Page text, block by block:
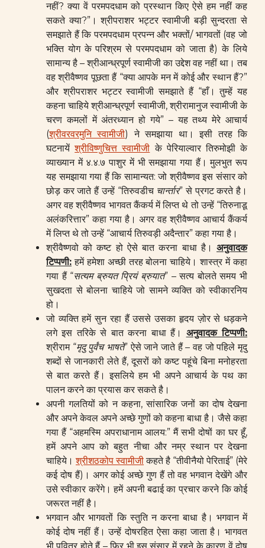
नहीं? क्या वें परमपदधाम को प्रस्थान किए ऐसे हम नहीं कह
सकते क्या?”। श्रीपराशर भट्टर स्वामीजी बड़ी सुन्दरता से
समझाते हैं कि परमपदधाम प्रपन्न और भक्तों/ भागवतों (वह जो
भक्ति योग के परिश्रम से परमपदधाम को जाता है) के लिये
सामान्य है – श्रीआन्ध्रपूर्ण स्वामीजी का उद्देश वह नहीं था। तब
वह श्रीवैष्णव पूछता हैं “क्या आपके मन में कोई और स्थान हैं?”
और श्रीपराशर भट्टर स्वामीजी समझाते हैं “हाँ। तुम्हें यह
कहना चाहिये श्रीआन्ध्रपूर्ण स्वामीजी, श्रीरामानुज स्वामीजी के
चरण कमलों में अंतरध्यान हो गये” – यह तथ्य मेरे आचार्य
(श्रीवरवरमुनि स्वामीजी) ने समझाया था। इसी तरह कि
घटनायेंश्रीविष्णुचित्त स्वामीजी के पेरियाल्वार तिरुमोझी के
व्याख्यान में ४.४.७ पाशुर में भी समझाया गया हैं। मुलभुत रूप
यह समझाया गया हैं कि सामान्यत: जो श्रीवैष्णव इस संसार को
छोड़ कर जाते हैं उन्हें “तिरुवडीचचार्न्तार” से प्रगट करते है।
अगर वह श्रीवैष्णव भागवत कैंकर्य में लिप्त थे तो उन्हें “तिरुनाडू
अलंकरित्तार” कहा गया है। अगर वह श्रीवैष्णव आचार्य कैंकर्य
में लिप्त थे तो उन्हें “आचार्य तिरुवड़ी अदैन्तार” कहा गया है।
श्रीवैष्णवो को कष्ट हो ऐसे बात करना बाधा है। अनुवादक
टिप्पणी: हमें हमेशा अच्छी तरह बोलना चाहिये। शास्त्र में कहा
गया हैं “सत्यम ब्रुयत प्रियं ब्रुयात” – सत्य बोलते समय भी
सुखदता से बोलना चाहिये जो सामने व्यक्ति को स्वीकारनिय
हो।
जो व्यक्ति हमें सुन रहा हैं उससे उसका हृदय ज़ोर से धड़कने
लगे इस तरिके से बात करना बाधा हैं। अनुवादक टिप्पणी:
श्रीराम “मृदुपुर्वंच भाषते” ऐसे जाने जाते हैं – वह जो पहिले मृदु
शब्दों से जानकारी लेते हैं, दूसरों को कष्ट पहूंचे बिना मनोहरता
से बात करते हैं। इसलिये हम भी अपने आचार्य के पथ का
पालन करने का प्रयास कर सकते है।
अपनी गलतियों को न कहना, सांसारिक जनों का दोष देखना
और अपने केवल अपने अच्छे गुणों को कहना बाधा है। जैसे कहा
गया हैं “अहमस्मि अपराधानाम आलय:” मैं सभी दोषों का घर हूँ,
हमें अपने आप को बहुत नीचा और नम्र स्थान पर देखना
चाहिये।श्रीशठकोप स्वामीजीकहते है “तीवीनैयो पेरिताई” (मेरे
कई दोष हैं)। अगर कोई अच्छे गुण हैं तो वह भगवान देखेंगे और
उसे स्वीकार करेंगे। हमें अपनी बढाई का प्रचार करने कि कोई
जरूरत नहीं है।
भगवान और भागवतों कि स्तुति न करना बाधा है। भगवान में
कोई दोष नहीं हैं। उन्हें दोषरहित ऐसा कहा जाता है। भागवत